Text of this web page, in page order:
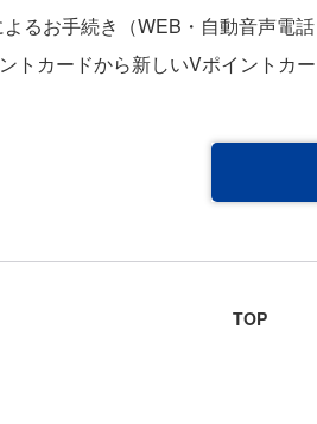
るお手続き（WEB・自動音声電
トカードから新しいVポイントカ
TOP